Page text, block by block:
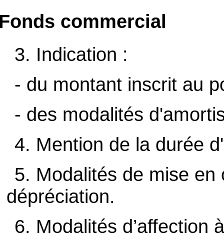
commercial
3. Indication :
- du montant inscrit au
- des modalités
4. Mention de la durée
5. Modalités de mise
dépréciation.
6. Modalités d’affection